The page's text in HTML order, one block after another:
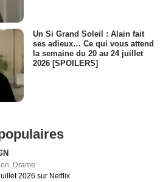
Un Si Grand Soleil : Alain fait
ses adieux… Ce qui vous attend
la semaine du 20 au 24 juillet
2026 [SPOILERS]
, Drame
2026 sur Netflix